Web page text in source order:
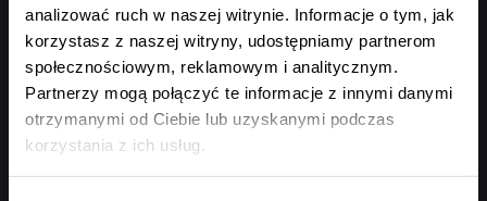
analizować ruch w naszej witrynie. Informacje o tym, jak
korzystasz z naszej witryny, udostępniamy partnerom
społecznościowym, reklamowym i analitycznym.
Partnerzy mogą połączyć te informacje z innymi danymi
otrzymanymi od Ciebie lub uzyskanymi podczas
korzystania z ich usług.